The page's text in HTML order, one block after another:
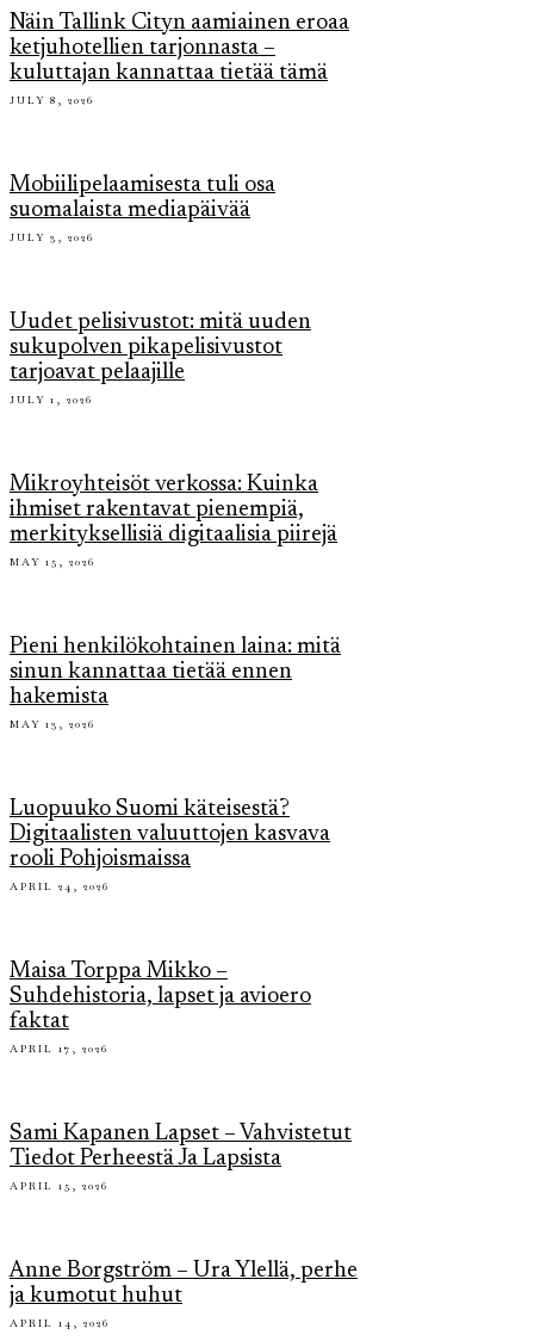
Näin Tallink Cityn aamiainen eroaa
ketjuhotellien tarjonnasta –
kuluttajan kannattaa tietää tämä
JULY 8, 2026
Mobiilipelaamisesta tuli osa
suomalaista mediapäivää
JULY 3, 2026
Uudet pelisivustot: mitä uuden
sukupolven pikapelisivustot
tarjoavat pelaajille
JULY 1, 2026
Mikroyhteisöt verkossa: Kuinka
ihmiset rakentavat pienempiä,
merkityksellisiä digitaalisia piirejä
MAY 15, 2026
Pieni henkilökohtainen laina: mitä
sinun kannattaa tietää ennen
hakemista
MAY 13, 2026
Luopuuko Suomi käteisestä?
Digitaalisten valuuttojen kasvava
rooli Pohjoismaissa
APRIL 24, 2026
Maisa Torppa Mikko –
Suhdehistoria, lapset ja avioero
faktat
APRIL 17, 2026
Sami Kapanen Lapset – Vahvistetut
Tiedot Perheestä Ja Lapsista
APRIL 15, 2026
Anne Borgström – Ura Ylellä, perhe
ja kumotut huhut
APRIL 14, 2026